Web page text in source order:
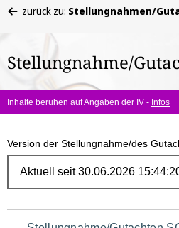
befinden
hier:
zurück zu: Stellungnahmen/
Stellungnahme/
Inhalte beruhen auf Angaben der IV - Infos
Version der Stellungnahme/des